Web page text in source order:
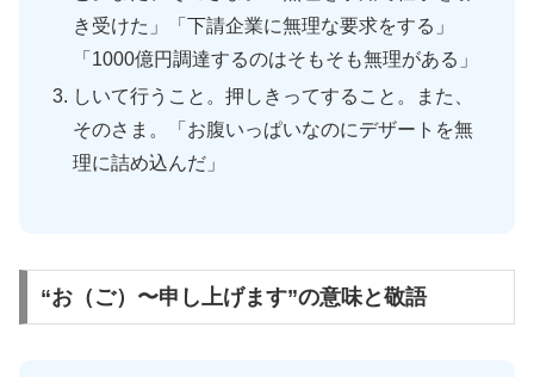
き受けた」「下請企業に無理な要求をする」
「1000億円調達するのはそもそも無理がある」
しいて行うこと。押しきってすること。また、
そのさま。「お腹いっぱいなのにデザートを無
理に詰め込んだ」
“お（ご）〜申し上げます”の意味と敬語